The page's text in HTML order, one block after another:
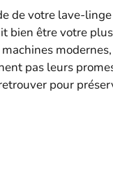
de votre lave-
être votre
pas leurs
pour